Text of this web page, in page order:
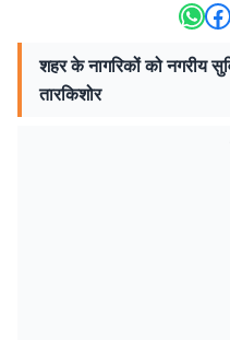
शहर के नागरिकों को नगरीय
तारकिशोर